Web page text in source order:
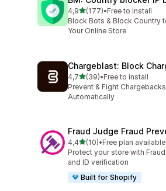
4,9stelle su 5
(177)
177 recensioni totali
•Free to install
Block Bots & Block Country
Your Online Store
Chargeblast: Block
4,7stelle su 5
(39)
39 recensioni totali
•Free to install
Prevent & Fight Chargebacks
Automatically
Fraud Judge Fraud
4,4stelle su 5
(10)
10 recensioni totali
•Free plan available
Protect your store with
and ID verification
Built for Shopify